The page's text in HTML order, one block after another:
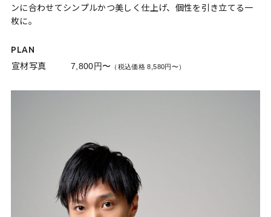
ンに合わせてシンプルかつ美しく仕上げ、個性を引き立てる一
枚に。
PLAN
宣材写真
7,800円〜 （税込価格 8,580円〜）